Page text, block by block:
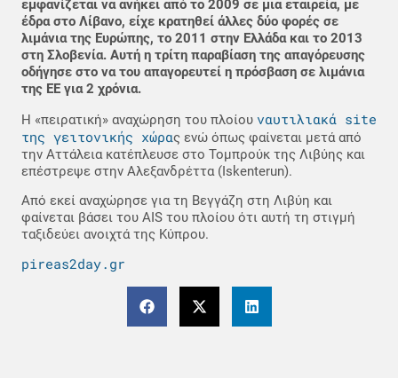
εμφανίζεται να ανήκει από το 2009 σε μια εταιρεία, με
έδρα στο Λίβανο, είχε κρατηθεί άλλες δύο φορές σε
λιμάνια της Ευρώπης, το 2011 στην Ελλάδα και το 2013
στη Σλοβενία. Αυτή η τρίτη παραβίαση της απαγόρευσης
οδήγησε στο να του απαγορευτεί η πρόσβαση σε λιμάνια
της ΕΕ για 2 χρόνια.
Η «πειρατική» αναχώρηση του πλοίου ναυτιλιακά site
της γειτονικής χώρας ενώ όπως φαίνεται μετά από
την Αττάλεια κατέπλευσε στο Τομπρούκ της Λιβύης και
επέστρεψε στην Αλεξανδρέττα (Iskenterun).
Από εκεί αναχώρησε για τη Βεγγάζη στη Λιβύη και
φαίνεται βάσει του AIS του πλοίου ότι αυτή τη στιγμή
ταξιδεύει ανοιχτά της Κύπρου.
pireas2day.gr